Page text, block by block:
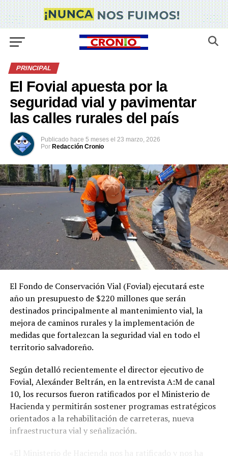
PRINCIPAL
El Fovial apuesta por la
seguridad vial y pavimentar
las calles rurales del país
Publicado hace 5 meses el 23 marzo, 2026
Por Redacción Cronio
El Fondo de Conservación Vial (Fovial) ejecutará este
año un presupuesto de $220 millones que serán
destinados principalmente al mantenimiento vial, la
mejora de caminos rurales y la implementación de
medidas que fortalezcan la seguridad vial en todo el
territorio salvadoreño.
Según detalló recientemente el director ejecutivo de
Fovial, Alexánder Beltrán, en la entrevista A:M de canal
10, los recursos fueron ratificados por el Ministerio de
Hacienda y permitirán sostener programas estratégicos
orientados a la rehabilitación de carreteras, nueva
infraestructura vial y señalización.